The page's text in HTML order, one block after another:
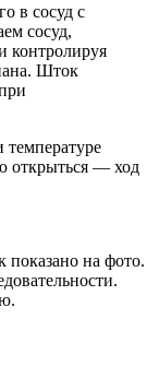
в сосуд с
сосуд,
контролируя
Шток
температуре
открыться — ход
показано на фото.